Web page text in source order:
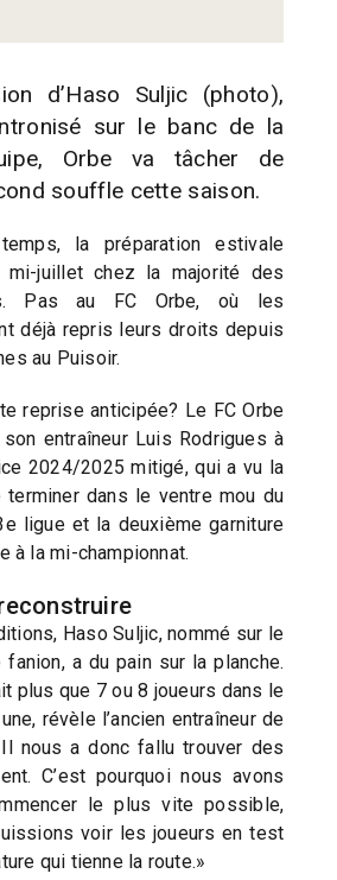
d’Haso Suljic (photo),
sur le banc de la
Orbe va tâcher de
souffle cette saison.
la préparation estivale
mi-juillet chez la majorité des
Pas au FC Orbe, où les
déjà repris leurs droits depuis
au Puisoir.
reprise anticipée? Le FC Orbe
entraîneur Luis Rodrigues à
2024/2025 mitigé, qui a vu la
terminer dans le ventre mou du
ligue et la deuxième garniture
à la mi-championnat.
Haso Suljic, nommé sur le
fanion, a du pain sur la planche.
plus que 7 ou 8 joueurs dans le
révèle l’ancien entraîneur de
Il nous a donc fallu trouver des
C’est pourquoi nous avons
le plus vite possible,
voir les joueurs en test
qui tienne la route.»